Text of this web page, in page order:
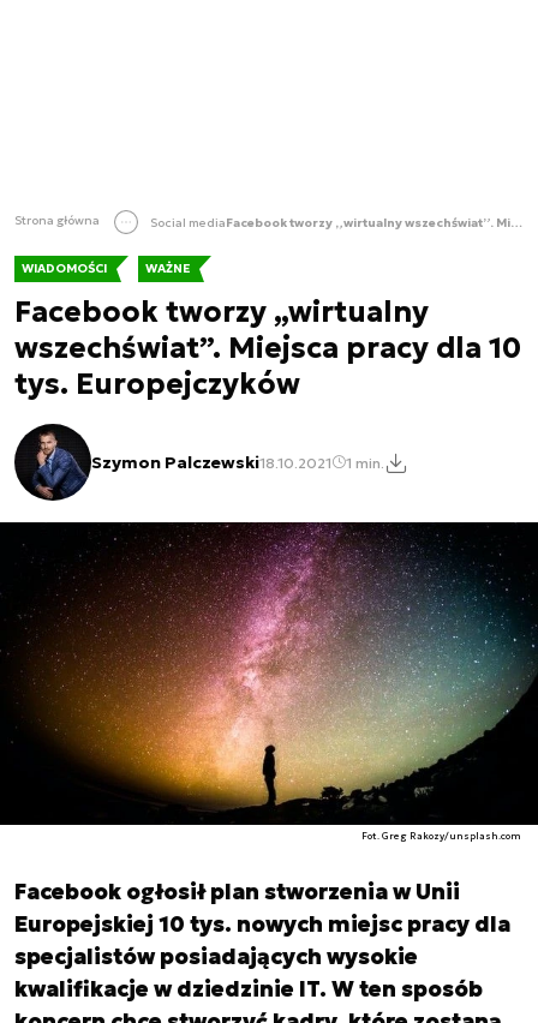
Strona główna Social media Facebook tworzy „wirtualny wszechświat”. Miejsca pracy dla 10 tys. Europejczyków
WIADOMOŚCI WAŻNE
Facebook tworzy „wirtualny
wszechświat”. Miejsca pracy dla 10
tys. Europejczyków
Szymon Palczewski18.10.2021 1 min.
Fot. Greg Rakozy/unsplash.com
Facebook ogłosił plan stworzenia w Unii
Europejskiej 10 tys. nowych miejsc pracy dla
specjalistów posiadających wysokie
kwalifikacje w dziedzinie IT. W ten sposób